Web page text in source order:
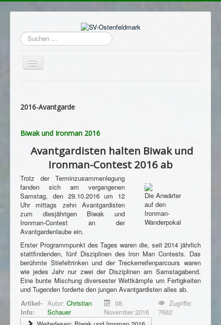
Suchen
...
Navigation
an/aus
Login
Hauptverein
Avantgarde
Sportschützen
Schützenheim
Archiv
Impressum
Datenschutzhinweis
2016-Avantgarde
Biwak und Ironman 2016
Avantgardisten halten Biwak und
Ironman-Contest 2016 ab
Die Anwärter
auf den
Ironman-
Wanderpokal
Trotz der Terminzusammenlegung
fanden sich am vergangenen
Samstag, den 29.10.2016 um 12
Uhr mittags zehn Avantgardisten
zum diesjährigen Biwak und
Ironman-Contest an der
Avantgardenlaube ein.
Erster Programmpunkt des Tages waren die, seit 2014 jährlich
stattfindenden, fünf Disziplinen des Iron Man Contests. Das
berühmte Stiefeltrinken und der Treckerreifenparcours waren
wie jedes Jahr nur zwei der Disziplinen am Samstagabend.
Eine bunte Mischung diversester Wettkämpfe um Fertigkeiten
und Tugenden forderte den jungen Avantgardisten alles ab.
Artikel-
Info:
Autor: Christian
Schauer
08.
November 2016
Zugriffe:
7662